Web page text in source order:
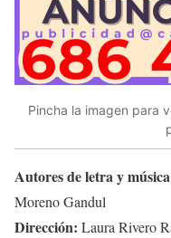
Pincha la imagen para
Autores de letra y
Moreno Gandul
Dirección: Laura Rivero